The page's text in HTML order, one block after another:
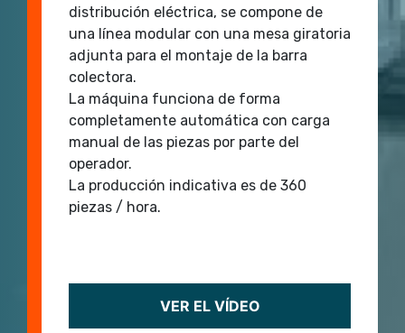
distribución eléctrica, se compone de
una línea modular con una mesa giratoria
adjunta para el montaje de la barra
colectora.
La máquina funciona de forma
completamente automática con carga
manual de las piezas por parte del
operador.
La producción indicativa es de 360 ​​
piezas / hora.
VER EL VÍDEO